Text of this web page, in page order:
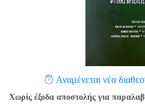
Αναμένεται νέα
Χωρίς έξοδα αποστολής για